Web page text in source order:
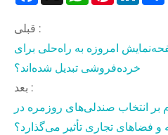
قبلی :
امروزه به راه‌حلی برای
خرده‌فروشی تبدیل شده‌اند؟
بعد :
انتخاب صندلی‌های روزمره در
و فضاهای تجاری تأثیر می‌گذارد؟